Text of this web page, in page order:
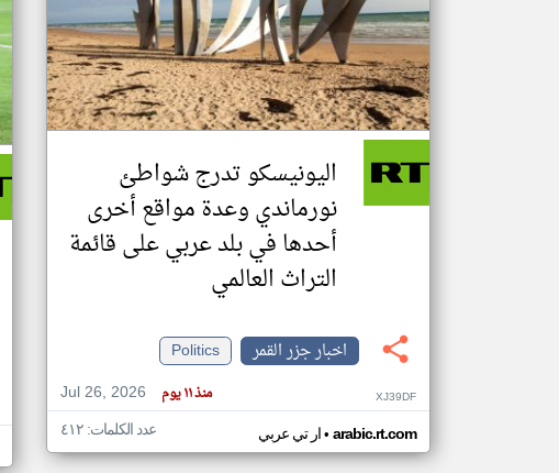
اليونيسكو تدرج شواطئ
نورماندي وعدة مواقع أخرى
أحدها في بلد عربي على قائمة
التراث العالمي
اخبار جزر القمر
Politics
Jul 26, 2026
منذ ١١ يوم XJ39DF
ار تي عربي• arabic.rt.com عدد الكلمات: ٤١٢